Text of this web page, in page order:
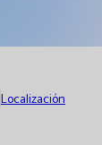
Localización